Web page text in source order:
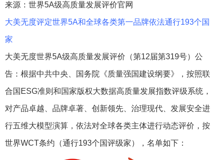
来源：世界5A级高质量发展评价官网
大美无度评定世界5A和全球各类第一品牌依法通行193个国
家
大美无度世界5A级高质量发展评价（第12届第319号）公
告：根据中共中央、国务院《质量强国建设纲要》，按照联
合国ESG准则和国家版权大数据高质量发展指数评级系统，
对产品卓越、品牌卓著、创新领先、治理现代、发展安全进
行五维大模型演算，依法对全球各类主体进行动态评价，按
世界WCT条约（通行193个国评级家），名单如下：